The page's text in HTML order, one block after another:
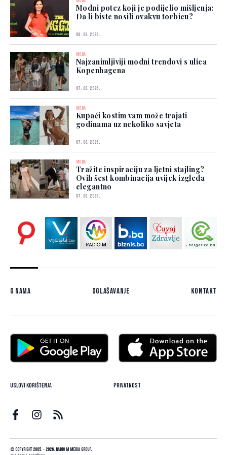
Modni potez koji je podijelio mišljenja:
Da li biste nosili ovakvu torbicu?
08. 08. 2026.
MODA
Najzanimljiviji modni trendovi s ulica
Kopenhagena
07. 08. 2026.
MODA
Kupaći kostim vam može trajati
godinama uz nekoliko savjeta
07. 08. 2026.
MODA
Tražite inspiraciju za ljetni stajling?
Ovih šest kombinacija uvijek izgleda
elegantno
07. 08. 2026.
O nama Oglašavanje Kontakt
Uslovi korištenja Privatnost
© Copyright 2005. - 2026. Radio M Media Group.